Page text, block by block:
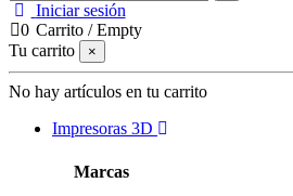
Iniciar sesión
0 Carrito /Empty
Tu carrito
×
No hay artículos en tu carrito
Impresoras 3D
Marcas